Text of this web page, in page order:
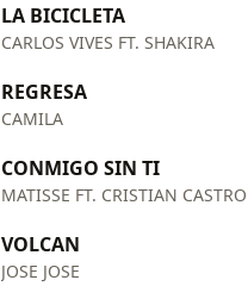
LA BICICLETA
CARLOS VIVES FT. SHAKIRA
REGRESA
CAMILA
CONMIGO SIN TI
MATISSE FT. CRISTIAN CASTRO
VOLCAN
JOSE JOSE